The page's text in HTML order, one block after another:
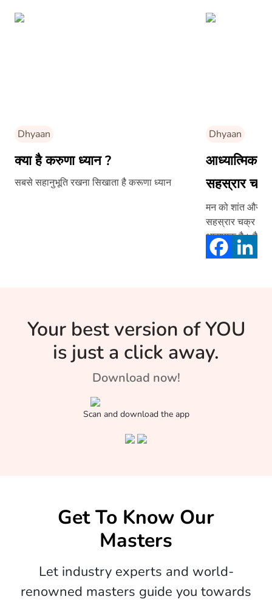
Dhyaan
क्या है करुणा ध्यान ?
सबसे सहानुभूति रखना सिखाता है करूणा ध्यान
Dhyaan
सहस्रार
मन को शांत और
सहस्रार चक्र का
आवश्यक है। कैसे
जागृत जानिए इस
Your best version of YOU
is just a click away.
Download now!
Scan and download the app
Get To Know Our
Masters
Let industry experts and world-
renowned masters guide you towards